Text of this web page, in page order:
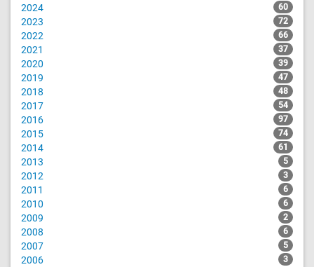
2024 60
2023 72
2022 66
2021 37
2020 39
2019 47
2018 48
2017 54
2016 97
2015 74
2014 61
2013 5
2012 3
2011 6
2010 6
2009 2
2008 6
2007 5
2006 3